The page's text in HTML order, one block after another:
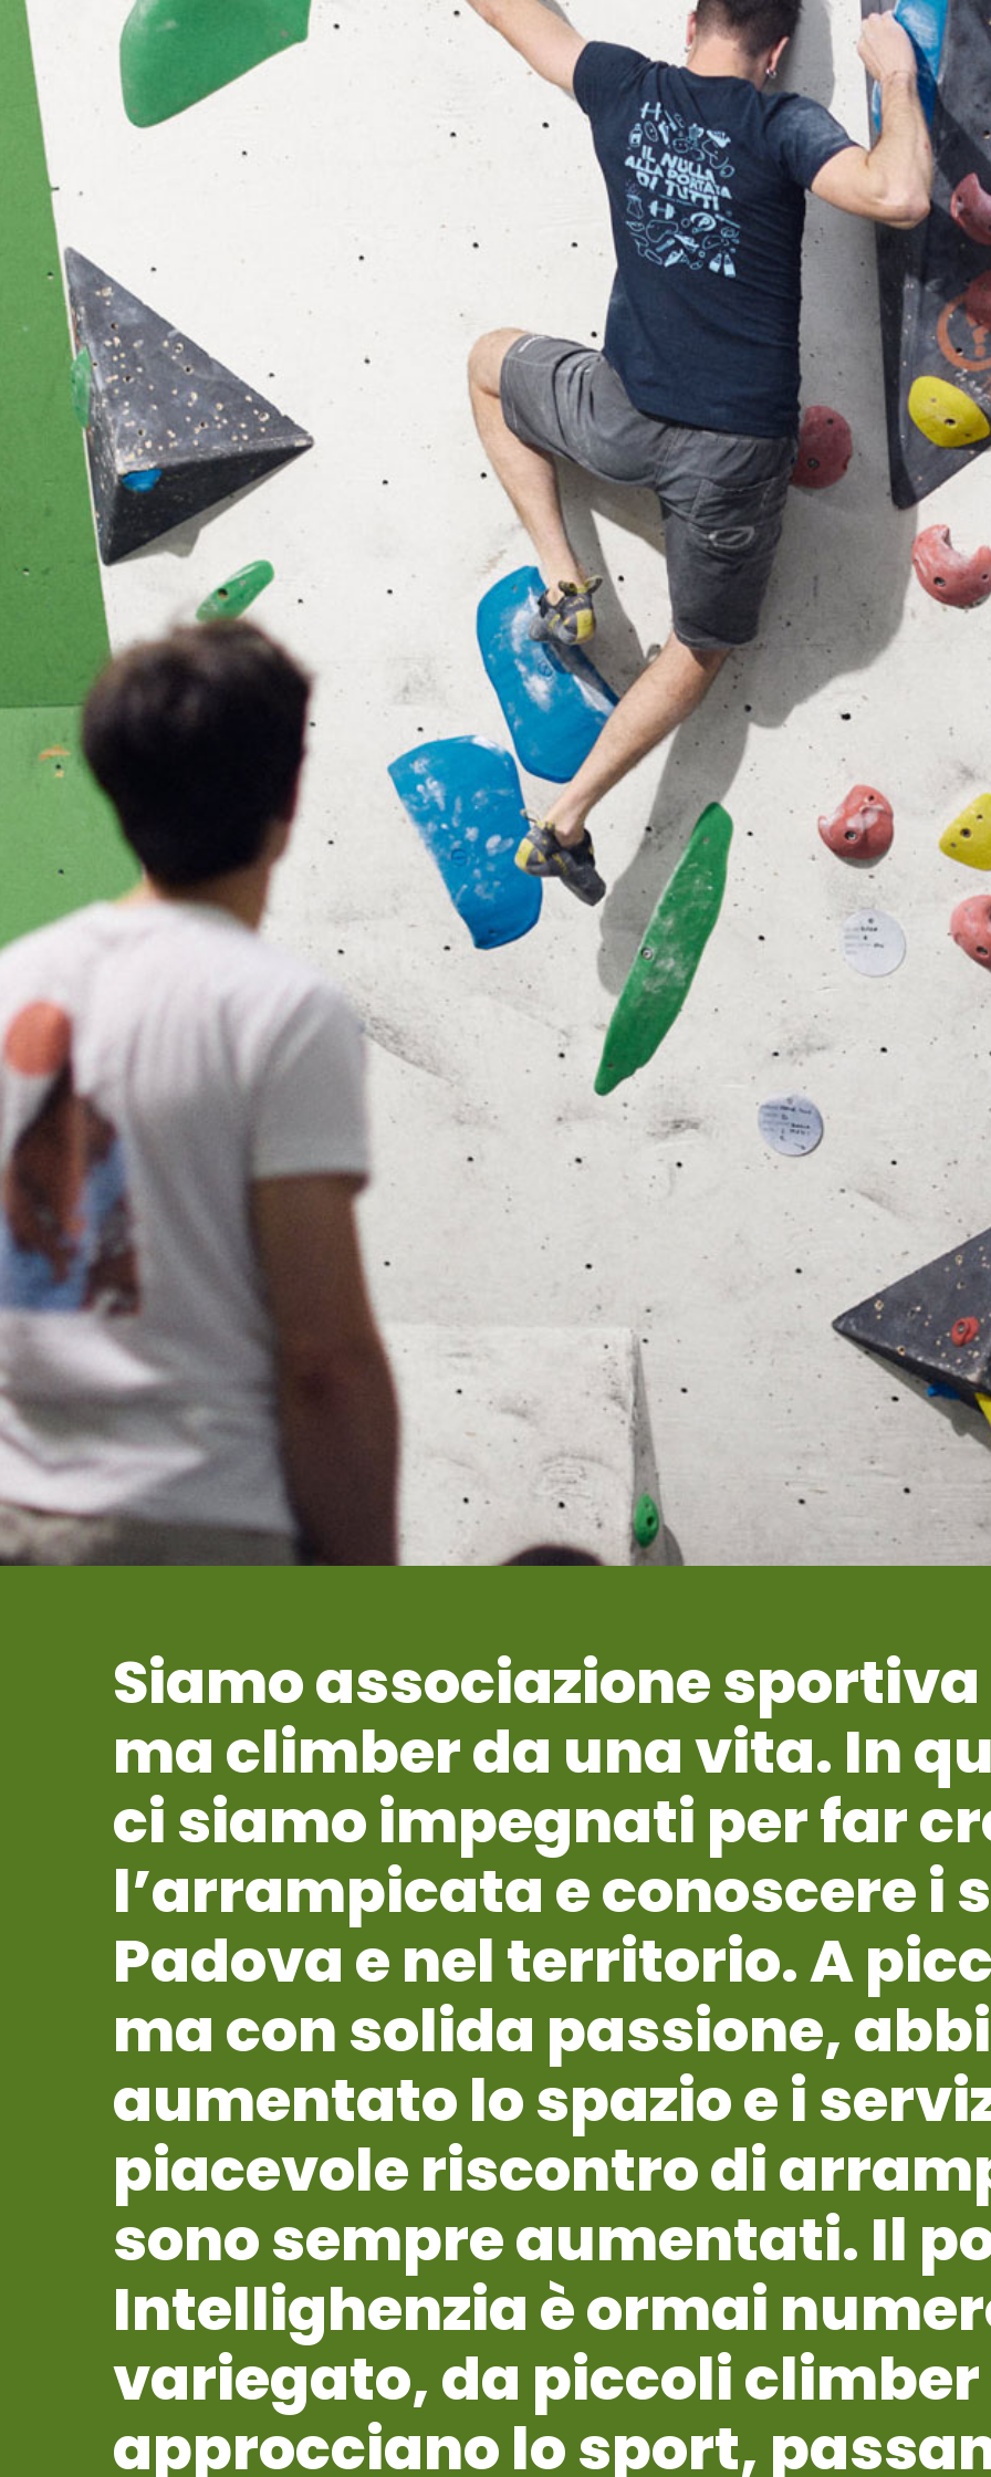
Siamo associazione
ma climber da una vita. In
ci siamo impegnati per far
l’arrampicata e conoscere i
Padova e nel territorio. A
ma con solida passione,
aumentato lo spazio e i
piacevole riscontro di
sono sempre aumentati. Il
Intellighenzia è ormai
variegato, da piccoli climber
approcciano lo sport,